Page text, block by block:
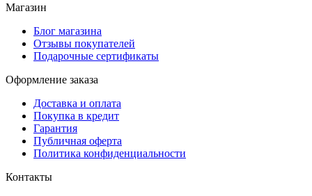
Магазин
Блог магазина
Отзывы покупателей
Подарочные сертификаты
Оформление заказа
Доставка и оплата
Покупка в кредит
Гарантия
Публичная оферта
Политика конфиденциальности
Контакты